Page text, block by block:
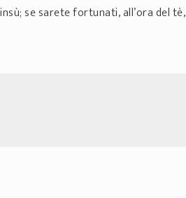
se sarete fortunati, all’ora del tè,